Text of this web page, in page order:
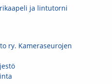
ja lintutorni
ry. Kameraseurojen